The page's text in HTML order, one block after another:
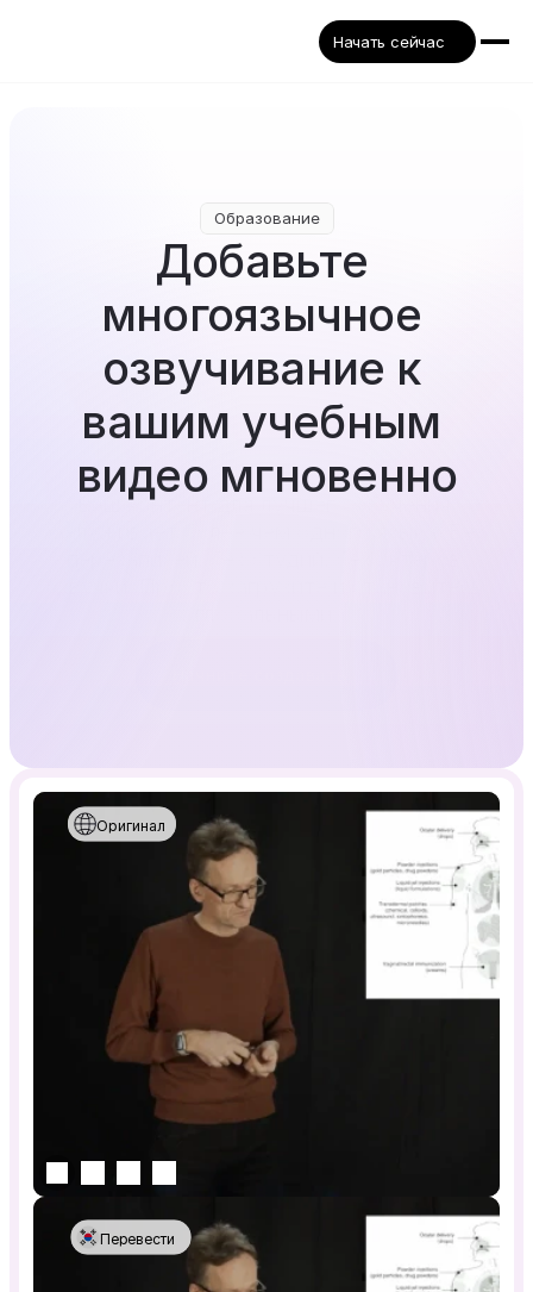
Начать сейчас
Образование
Добавьте
многоязычное
озвучивание к
вашим учебным
видео мгновенно
Ваш контент для лучшего обучения
Оригинал
Перевести